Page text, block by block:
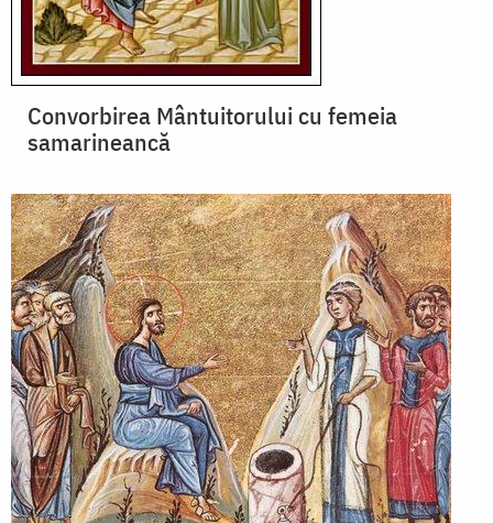
Convorbirea Mântuitorului cu femeia
samarineancă